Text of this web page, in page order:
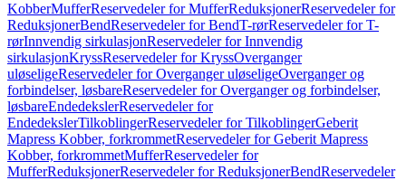
KobberMufferReservedeler for MufferReduksjonerReservedeler for
ReduksjonerBendReservedeler for BendT-rørReservedeler for T-
rørInnvendig sirkulasjonReservedeler for Innvendig
sirkulasjonKryssReservedeler for KryssOverganger
uløseligeReservedeler for Overganger uløseligeOverganger og
forbindelser, løsbareReservedeler for Overganger og forbindelser,
løsbareEndedekslerReservedeler for
EndedekslerTilkoblingerReservedeler for TilkoblingerGeberit
Mapress Kobber, forkrommetReservedeler for Geberit Mapress
Kobber, forkrommetMufferReservedeler for
MufferReduksjonerReservedeler for ReduksjonerBendReservedeler